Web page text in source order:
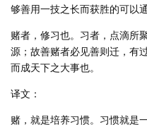
够善用一技之长而获胜的可以通
赌者，修习也。习者，点滴所
源；故善赌者必见善则迁，有
而成天下之大事也。
译文：
赌，就是培养习惯。习惯就是